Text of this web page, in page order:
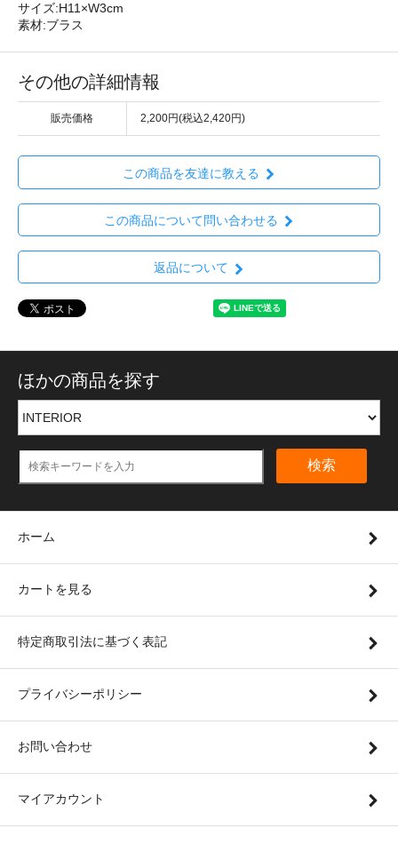
サイズ:H11×W3cm
素材:ブラス
その他の詳細情報
販売価格 2,200円(税込2,420円)
この商品を友達に教える
この商品について問い合わせる
返品について
ほかの商品を探す
検索
ホーム
カートを見る
特定商取引法に基づく表記
プライバシーポリシー
お問い合わせ
マイアカウント